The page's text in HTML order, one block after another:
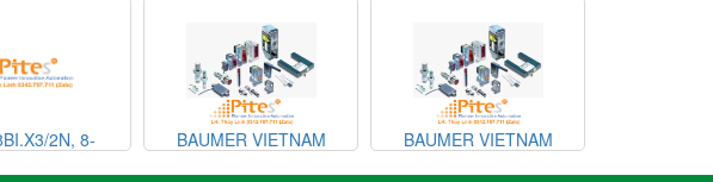
BAUMER VIETNAM BAUMER VIETNAM BAUMER VIETNAM